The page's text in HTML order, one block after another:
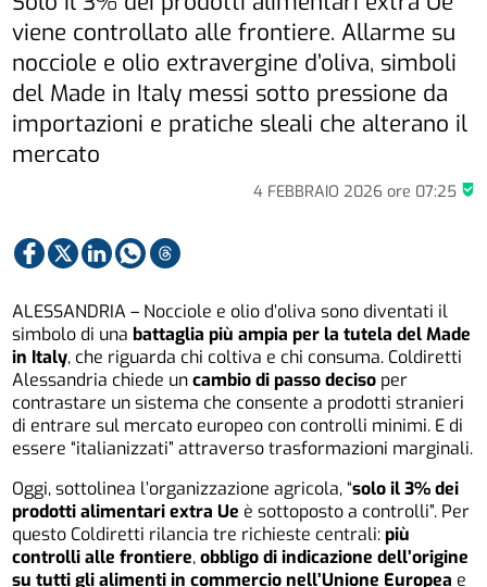
4 FEBBRAIO 2026 ore 07:25
viene controllato alle frontiere. Allarme su
nocciole e olio extravergine d’oliva, simboli
del Made in Italy messi sotto pressione da
importazioni e pratiche sleali che alterano il
mercato
ALESSANDRIA – Nocciole e olio d’oliva sono diventati il
simbolo di unabattaglia più ampia per la tutela del Made
in Italy, che riguarda chi coltiva e chi consuma. Coldiretti
Alessandria chiede uncambio di passo deciso per
contrastare un sistema che consente a prodotti stranieri
di entrare sul mercato europeo con controlli minimi. E di
essere “italianizzati” attraverso trasformazioni marginali.
Oggi, sottolinea l’organizzazione agricola, “solo il 3% dei
prodotti alimentari extra Ue è sottoposto a controlli”. Per
questo Coldiretti rilancia tre richieste centrali:più
controlli alle frontiere,obbligo di indicazione dell’origine
su tutti gli alimenti in commercio nell’Unione Europea e